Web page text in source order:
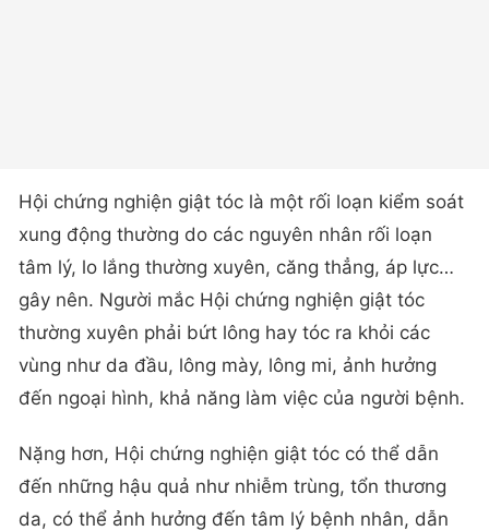
Hội chứng nghiện giật tóc là một rối loạn kiểm soát
xung động thường do các nguyên nhân rối loạn
tâm lý, lo lắng thường xuyên, căng thẳng, áp lực…
gây nên. Người mắc Hội chứng nghiện giật tóc
thường xuyên phải bứt lông hay tóc ra khỏi các
vùng như da đầu, lông mày, lông mi, ảnh hưởng
đến ngoại hình, khả năng làm việc của người bệnh.
Nặng hơn, Hội chứng nghiện giật tóc có thể dẫn
đến những hậu quả như nhiễm trùng, tổn thương
da, có thể ảnh hưởng đến tâm lý bệnh nhân, dẫn